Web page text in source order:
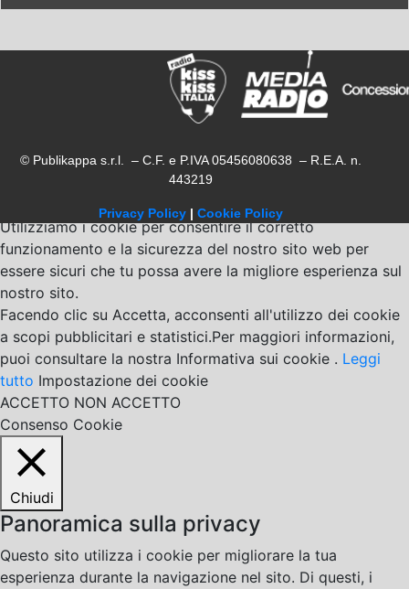
© Publikappa s.r.l. – C.F. e P.IVA 05456080638 – R.E.A. n.
443219
Privacy Policy | Cookie Policy
Utilizziamo i cookie per consentire il corretto
funzionamento e la sicurezza del nostro sito web per
essere sicuri che tu possa avere la migliore esperienza sul
nostro sito.
Facendo clic su Accetta, acconsenti all'utilizzo dei cookie
a scopi pubblicitari e statistici.Per maggiori informazioni,
puoi consultare la nostra Informativa sui cookie . Leggi
tutto Impostazione dei cookie
ACCETTO NON ACCETTO
Consenso Cookie
Chiudi
Panoramica sulla privacy
Questo sito utilizza i cookie per migliorare la tua
esperienza durante la navigazione nel sito. Di questi, i